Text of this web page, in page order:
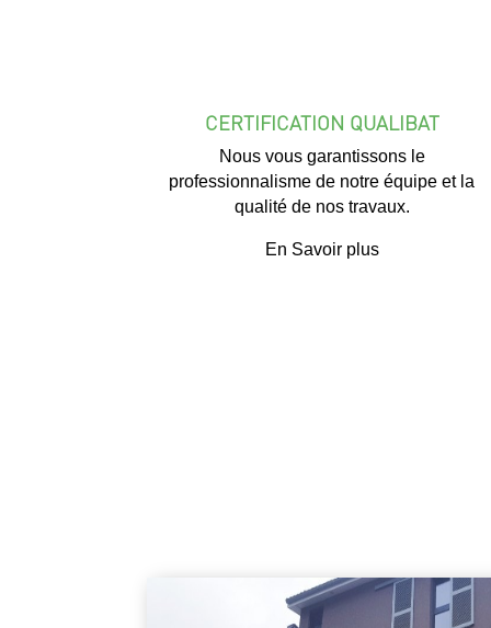
CERTIFICATION QUALIBAT
Nous vous garantissons le
professionnalisme de notre équipe et la
qualité de nos travaux.
En Savoir plus